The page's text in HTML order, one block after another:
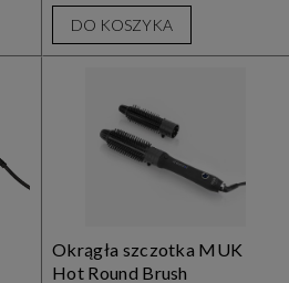
DO KOSZYKA
Okrągła szczotka MUK
Hot Round Brush